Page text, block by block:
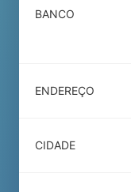
BANCO
ENDEREÇO
CIDADE